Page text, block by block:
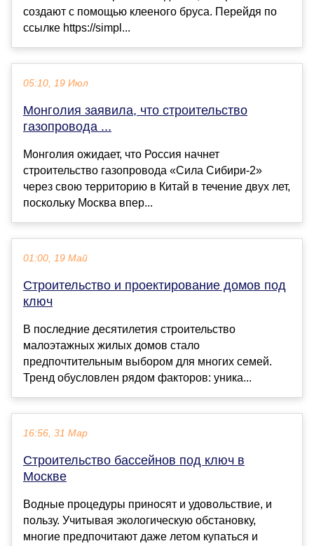
создают с помощью клееного бруса. Перейдя по
ссылке https://simpl...
05:10, 19 Июл
Монголия заявила, что строительство
газопровода ...
Монголия ожидает, что Россия начнет
строительство газопровода «Сила Сибири-2»
через свою территорию в Китай в течение двух лет,
поскольку Москва впер...
01:00, 19 Май
Строительство и проектирование домов под
ключ
В последние десятилетия строительство
малоэтажных жилых домов стало
предпочтительным выбором для многих семей.
Тренд обусловлен рядом факторов: уника...
16:56, 31 Мар
Строительство бассейнов под ключ в
Москве
Водные процедуры приносят и удовольствие, и
пользу. Учитывая экологическую обстановку,
многие предпочитают даже летом купаться и